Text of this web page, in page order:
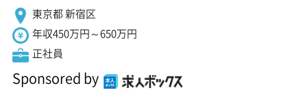
東京都 新宿区
年収450万円～650万円
正社員
Sponsored by